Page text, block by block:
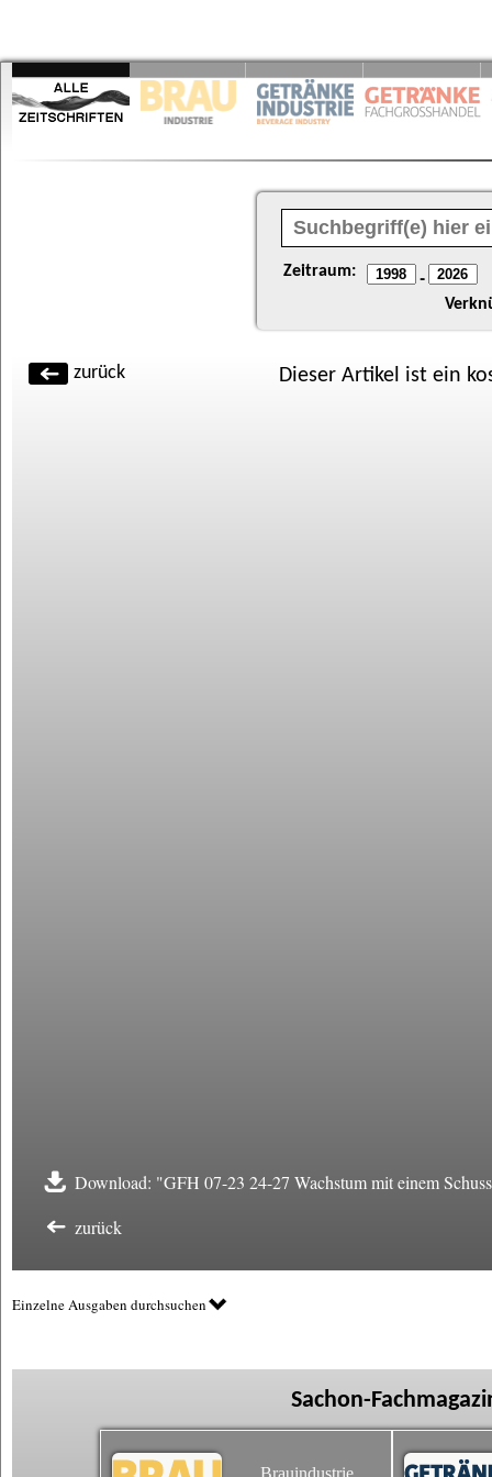
Zeitraum: -
zurück Dieser Artikel ist ein
Download: "GFH 07-23 24-27 Wachstum mit einem
zurück
Einzelne Ausgaben durchsuchen
Sachon-
Brauindustrie